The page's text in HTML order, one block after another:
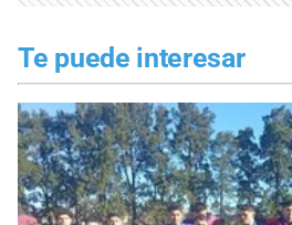
Te puede interesar